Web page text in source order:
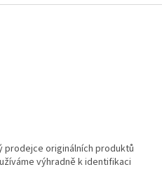
prodejce originálních produktů
výhradně k identifikaci